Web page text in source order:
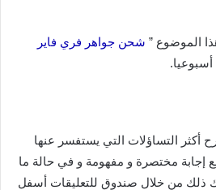
الموضوع ” شحن جواهر فري فاير
أكثر التساؤلات التي يستفسر عنها
إجابة مختصرة و مفهومة و في حالة ما
ذلك من خلال صندوق للتعليقات أسفل